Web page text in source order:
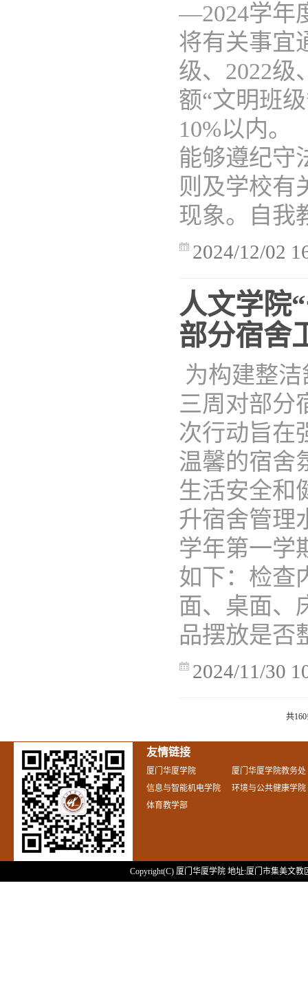
—2024学年
将有关事
级、2022
额“文明班
10%以内
能够遵纪守
则及学校有
现象。自我
2024/12/02
人文学院
部分宿舍
为构建整
三周对部分
次行动旨在
温馨的宿舍
生活安全和
升宿舍管理
学年第一学
如下：检查
面、桌面、
品摆放是否
2024/11/30
共
友情链接
厦门华厦学院
厦门华厦学院教务处
信息与智能机电学院
环境与公共健康学院
体育教学部
Copyright(C) 厦门华厦学院 地址:厦门市集美文教